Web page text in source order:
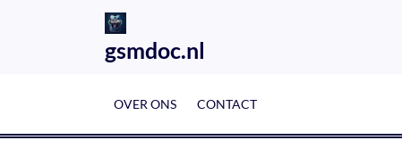
gsmdoc.nl
OVER ONS CONTACT